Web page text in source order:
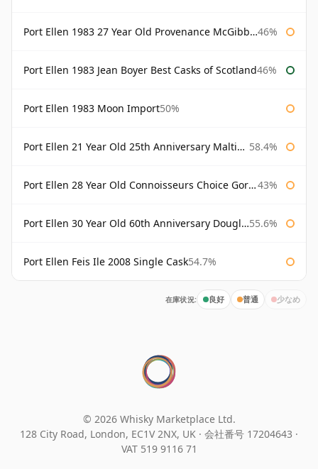
Port Ellen 1983 27 Year Old Provenance McGibbon's 46%
Port Ellen 1983 Jean Boyer Best Casks of Scotland46%
Port Ellen 1983 Moon Import50%
Port Ellen 21 Year Old 25th Anniversary Maltings 58.4%
Port Ellen 28 Year Old Connoisseurs Choice Gordon & MacPhail 43%
Port Ellen 30 Year Old 60th Anniversary Douglas Laing 55.6%
Port Ellen Feis Ile 2008 Single Cask54.7%
在庫状況: 良好 普通 少なめ
© 2026 Whisky Marketplace Ltd.
128 City Road, London, EC1V 2NX, UK · 会社番号 17204643 ·
VAT 519 9116 71